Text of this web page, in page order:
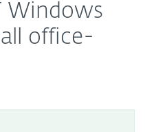
Windows
office-